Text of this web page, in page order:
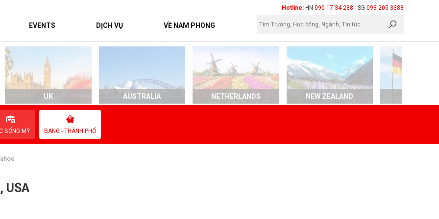
Hotline: HN 090 17 34 288 - SG 093 205 3388
EVENTS DỊCH VỤ VỀ NAM PHONG
UK AUSTRALIA NETHERLANDS NEW ZEALAND
BỔNG MỸ BANG - THÀNH PHỐ
USA